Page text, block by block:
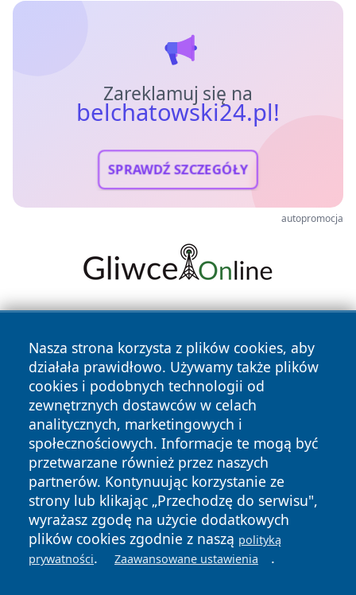
Zareklamuj się na
belchatowski24.pl!
SPRAWDŹ SZCZEGÓŁY
autopromocja
Nasza strona korzysta z plików cookies, aby
działała prawidłowo. Używamy także plików
cookies i podobnych technologii od
zewnętrznych dostawców w celach
analitycznych, marketingowych i
społecznościowych. Informacje te mogą być
przetwarzane również przez naszych
partnerów. Kontynuując korzystanie ze
strony lub klikając „Przechodzę do serwisu",
wyrażasz zgodę na użycie dodatkowych
plików cookies zgodnie z naszą polityką
prywatności. Zaawansowane ustawienia .
Copyright © 2026 belchatowski24.pl Wszystkie prawa
zastrzeżone.
News Autorzy
Polityka
Prywatności
Polityka
Cookies